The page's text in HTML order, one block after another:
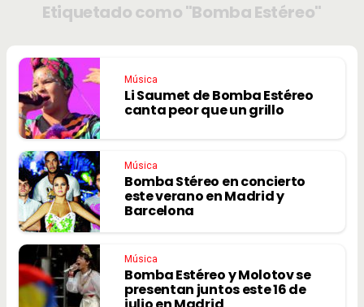
Etiquetado como "Bomba Estéreo"
Música
Li Saumet de Bomba Estéreo
canta peor que un grillo
Música
Bomba Stéreo en concierto
este verano en Madrid y
Barcelona
Música
Bomba Estéreo y Molotov se
presentan juntos este 16 de